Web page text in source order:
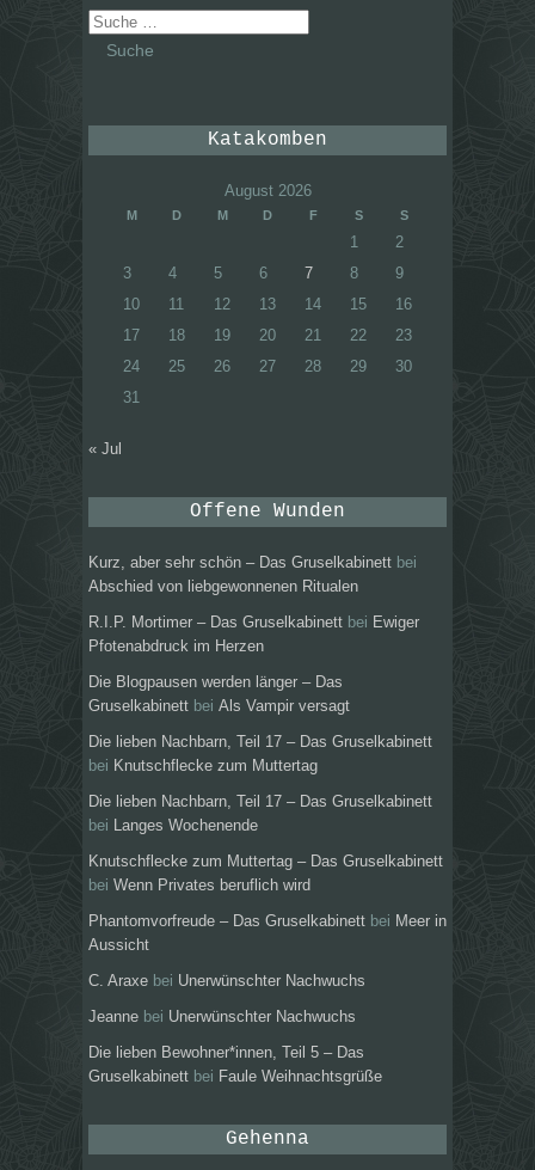
Suche
nach:
Katakomben
August 2026
M D M D F S S
1
2
3
4 5 6 7 8
9
10
11 12 13 14 15
16
17
18 19 20 21 22
23
24
25 26 27 28 29
30
31
« Jul
Offene Wunden
Kurz, aber sehr schön – Das Gruselkabinett bei
Abschied von liebgewonnenen Ritualen
R.I.P. Mortimer – Das Gruselkabinett bei Ewiger
Pfotenabdruck im Herzen
Die Blogpausen werden länger – Das
Gruselkabinett bei Als Vampir versagt
Die lieben Nachbarn, Teil 17 – Das Gruselkabinett
bei Knutschflecke zum Muttertag
Die lieben Nachbarn, Teil 17 – Das Gruselkabinett
bei Langes Wochenende
Knutschflecke zum Muttertag – Das Gruselkabinett
bei Wenn Privates beruflich wird
Phantomvorfreude – Das Gruselkabinett bei Meer in
Aussicht
C. Araxe bei Unerwünschter Nachwuchs
Jeanne bei Unerwünschter Nachwuchs
Die lieben Bewohner*innen, Teil 5 – Das
Gruselkabinett bei Faule Weihnachtsgrüße
Gehenna